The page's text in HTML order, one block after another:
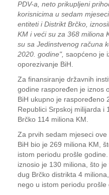
PDV-a, neto prikupljeni
korisnicima u sedam
entiteti i Distrikt Brčko,
KM i veći su za 368 miliona
su sa Jedinstvenog računa
2020. godine", saopćeno je
oporezivanje BiH.
Za finansiranje državnih
godine raspoređen je iznos
BiH ukupno je raspoređeno
Republici Srpskoj milijarda i
Brčko 114 miliona KM.
Za prvih sedam mjeseci
BiH bio je 269 miliona KM,
istom periodu prošle
iznosio je 130 miliona, što
dug Brčko distrikta 4
nego u istom periodu prošle